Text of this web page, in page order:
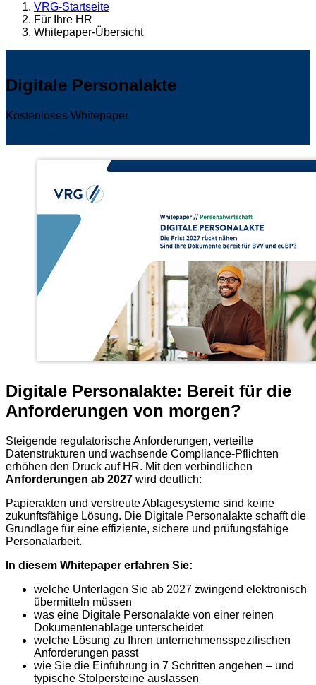
VRG-Startseite
Für Ihre HR
Whitepaper-Übersicht
Digitale Personalakte
Kostenloses Whitepaper
Digitale Personalakte: Bereit für die
Anforderungen von morgen?
Steigende regulatorische Anforderungen, verteilte
Datenstrukturen und wachsende Compliance-Pflichten
erhöhen den Druck auf HR. Mit den verbindlichen
Anforderungen ab 2027 wird deutlich:
Papierakten und verstreute Ablagesysteme sind keine
zukunftsfähige Lösung. Die Digitale Personalakte schafft die
Grundlage für eine effiziente, sichere und prüfungsfähige
Personalarbeit.
In diesem Whitepaper erfahren Sie:
welche Unterlagen Sie ab 2027 zwingend elektronisch
übermitteln müssen
was eine Digitale Personalakte von einer reinen
Dokumentenablage unterscheidet
welche Lösung zu Ihren unternehmensspezifischen
Anforderungen passt
wie Sie die Einführung in 7 Schritten angehen – und
typische Stolpersteine auslassen